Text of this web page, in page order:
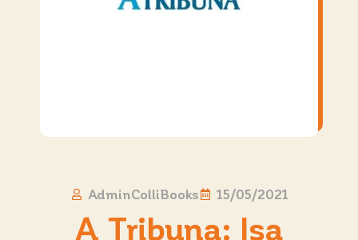
AdminColliBooks 15/05/2021
A Tribuna: Isa